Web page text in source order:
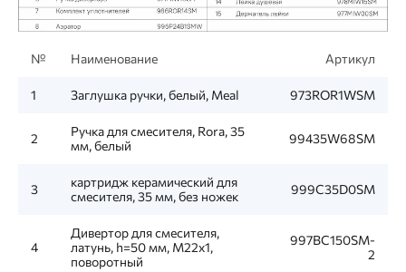
№ Наименование Артикул
1 Заглушка ручки, белый, Meal 973ROR1WSM
2
Ручка для смесителя, Rora, 35
мм, белый
99435W68SM
3
картридж керамический для
смесителя, 35 мм, без ножек
999C35D0SM
4
Дивертор для смесителя,
латунь, h=50 мм, M22x1,
поворотный
997BC150SM-
2